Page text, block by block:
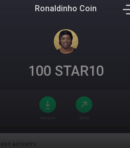
Ronaldinho Coin
100 STAR10